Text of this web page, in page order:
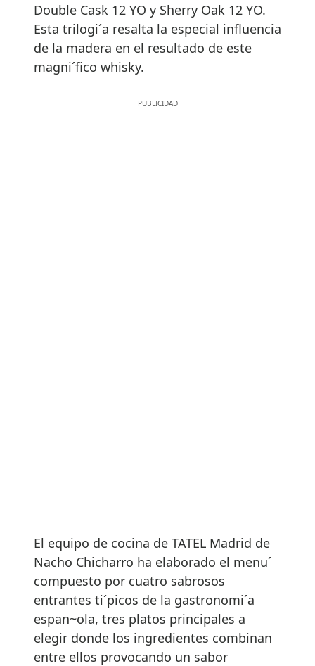
Double Cask 12 YO y Sherry Oak 12 YO.
Esta trilogi´a resalta la especial influencia
de la madera en el resultado de este
magni´fico whisky.
El equipo de cocina de TATEL Madrid de
Nacho Chicharro ha elaborado el menu´
compuesto por cuatro sabrosos
entrantes ti´picos de la gastronomi´a
espan~ola, tres platos principales a
elegir donde los ingredientes combinan
entre ellos provocando un sabor